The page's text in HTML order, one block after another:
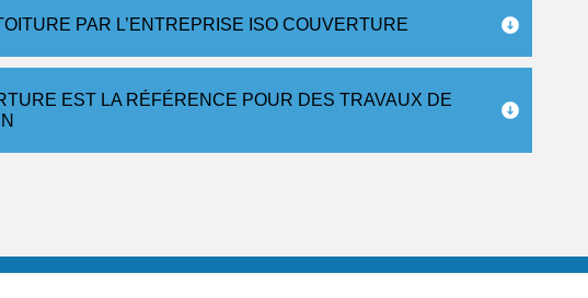
PAR L’ENTREPRISE ISO COUVERTURE
EST LA RÉFÉRENCE POUR DES TRAVAUX DE